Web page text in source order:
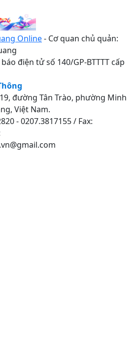
Online- Cơ quan chủ quản:
điện tử số 140/GP-BTTTT cấp
đường Tân Trào, phường Minh
Việt Nam.
- 0207.3817155 / Fax: